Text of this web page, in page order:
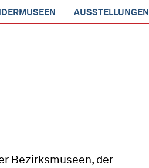
AUSSTELLUNGEN
Bezirksmuseen, der